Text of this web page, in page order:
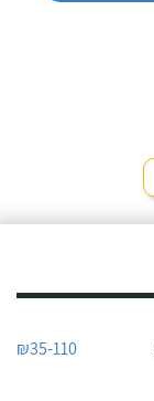
₪35-110